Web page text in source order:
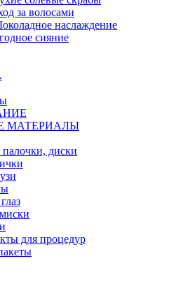
за волосами
наслаждение
сияние
МАТЕРИАЛЫ
диски
для процедур